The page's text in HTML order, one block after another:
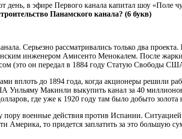
день, в эфире Первого канала капитал шоу «Поле
Панамского канала? (6 букв)
Серьезно рассматривались только два проекта.
инженером Амисенто Менокалем. После
(это он передал в 1884 году Статую Свободы
вплоть до 1894 года, когда акционеры решили
Уильяму Макинли выкупить канал за 40
где уже к 1920 году там было добыто
военные действия против Испании. Ситуацией
Америка, то придется заплатить за это большую